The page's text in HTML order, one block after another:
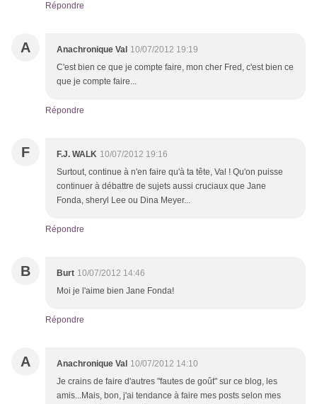
Répondre
A Anachronique Val 10/07/2012 19:19
C'est bien ce que je compte faire, mon cher Fred, c'est bien ce
que je compte faire...
Répondre
F F.J. WALK 10/07/2012 19:16
Surtout, continue à n'en faire qu'à ta tête, Val ! Qu'on puisse
continuer à débattre de sujets aussi cruciaux que Jane
Fonda, sheryl Lee ou Dina Meyer...
Répondre
B Burt 10/07/2012 14:46
Moi je l'aime bien Jane Fonda!
Répondre
A Anachronique Val 10/07/2012 14:10
Je crains de faire d'autres "fautes de goût" sur ce blog, les
amis...Mais, bon, j'ai tendance à faire mes posts selon mes